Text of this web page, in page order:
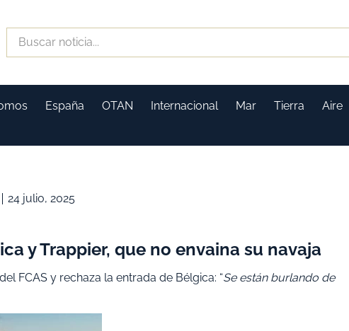
España OTAN Internacional Mar Tierra Aire
24 julio, 2025
y Trappier, que no envaina su navaja
FCAS y rechaza la entrada de Bélgica: “Se están burlando de